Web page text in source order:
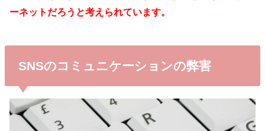
ーネットだろうと考えられています。
SNSのコミュニケーションの弊害